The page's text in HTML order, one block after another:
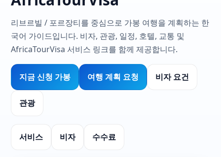
리브르빌 / 포르장티를 중심으로 가봉 여행을 계획하는 한
국어 가이드입니다. 비자, 관광, 일정, 호텔, 교통 및
AfricaTourVisa 서비스 링크를 함께 제공합니다.
지금 신청 가봉 여행 계획 요청 비자 요건
관광
서비스 비자 수수료